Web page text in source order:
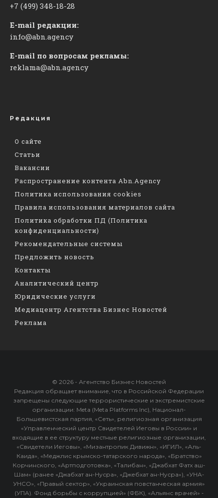
+7 (499) 348-18-28
E-mail редакции:
info@abn.agency
E-mail по вопросам рекламы:
reklama@abn.agency
Редакция
О сайте
Статьи
Вакансии
Распространение контента Abn.Agency
Политика использования cookies
Правила использования материалов сайта
Политика обработки ПД (Политика
конфиденциальности)
Рекомендательные системы
Предложить новость
Контакты
Аналитический центр
Юридические услуги
Медиацентр Агентства Бизнес Новостей
Реклама
© 2026 - Агентство Бизнес Новостей
Редакция обращает внимание, что в Российской Федерации
запрещены следующие террористические и экстремистские
организации: Meta (Meta Platforms Inc), Национал-
Большевистская партия, «Сеть», религиозная организация
«Управленческий центр Свидетелей Иеговы в России» и
входящие в ее структуру местные религиозные организации,
«Свидетели Иеговы», «Мизантропик Дивижн», «ИГИЛ», «Аль-
Каида», «Меджлис крымско-татарского народа», «Братство»
Корчинского, «Артподготовка», «Талибан», «Джабхат Фатх аш-
Шам» (ранее «Джабхат ан-Нусра», «Джебхат ан-Нусра»), «УНА-
УНСО», «Правый сектор», «Украинская повстанческая армия»
(УПА). Фонд борьбы с коррупцией» (ФБК), «Альянс врачей» -